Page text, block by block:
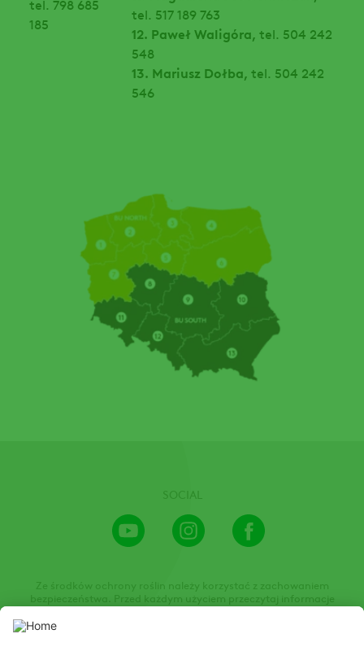
tel. 798 685
185
tel. 517 189 763
12. Paweł Waligóra, tel. 504 242
548
13. Mariusz Dołba, tel. 504 242
546
SOCIAL
Youtube
Channel
Instagram
Ze środków ochrony roślin należy korzystać z zachowaniem
bezpieczeństwa. Przed każdym użyciem przeczytaj informacje
zamieszczone w etykiecie i informacje dotyczące produktu. Zwróć
uwagę na zwroty wskazujące rodzaj zagrożenia oraz przestrzegaj
środków bezpieczeństwa zamieszczonych w etykiecie.